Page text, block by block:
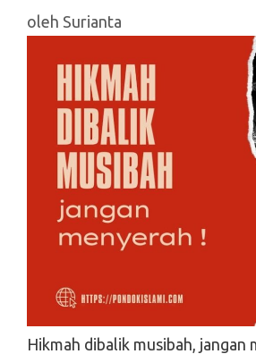
oleh Surianta
Hikmah dibalik musibah, jangan